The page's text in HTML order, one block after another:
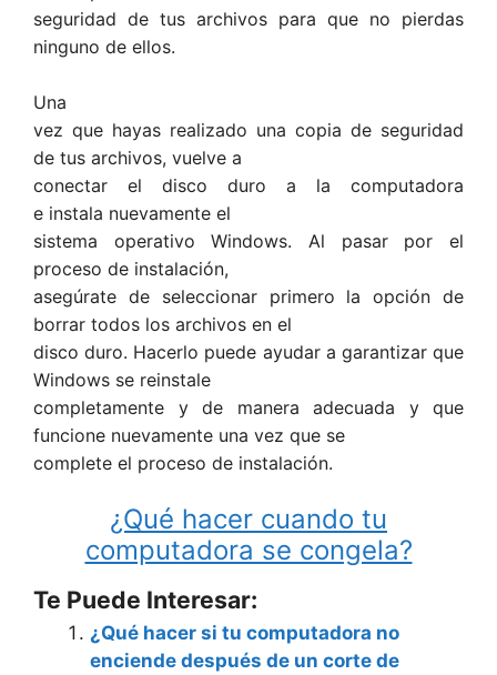
seguridad de tus archivos para que no pierdas
ninguno de ellos.
Una
vez que hayas realizado una copia de seguridad
de tus archivos, vuelve a
conectar el disco duro a la computadora
e instala nuevamente el
sistema operativo Windows. Al pasar por el
proceso de instalación,
asegúrate de seleccionar primero la opción de
borrar todos los archivos en el
disco duro. Hacerlo puede ayudar a garantizar que
Windows se reinstale
completamente y de manera adecuada y que
funcione nuevamente una vez que se
complete el proceso de instalación.
¿Qué hacer cuando tu
computadora se congela?
Te Puede Interesar:
¿Qué hacer si tu computadora no
enciende después de un corte de